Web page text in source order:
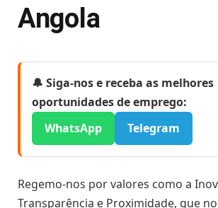
Angola
🔔 Siga-nos e receba as melhores
oportunidades de emprego:
WhatsApp
Telegram
Regemo-nos por valores como a
Transparência e Proximidade, que